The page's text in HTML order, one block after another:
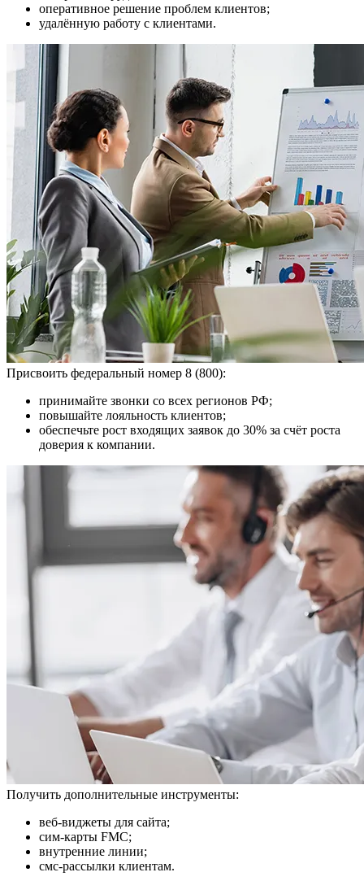
оперативное решение проблем клиентов;
удалённую работу с клиентами.
Присвоить федеральный номер 8 (800):
принимайте звонки со всех регионов РФ;
повышайте лояльность клиентов;
обеспечьте рост входящих заявок до 30% за счёт роста
доверия к компании.
Получить дополнительные инструменты:
веб-виджеты для сайта;
сим-карты FMC;
внутренние линии;
смс-рассылки клиентам.